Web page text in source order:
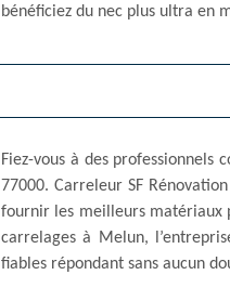
bénéficiez du nec plus ultra en
Fiez-vous à des
77000. Carreleur SF
fournir les meilleurs matériaux
carrelages à Melun,
fiables répondant sans aucun